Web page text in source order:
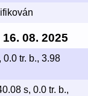
16. 08. 2025
0.0 tr. b., 3.98
s, 0.0 tr. b.,